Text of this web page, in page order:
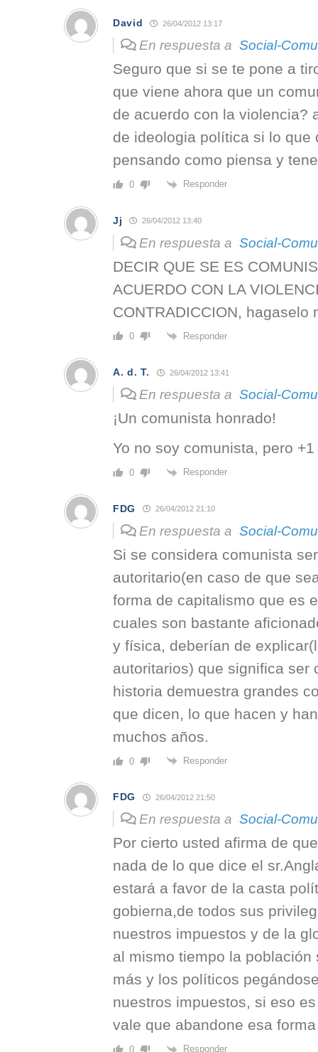
David 26/04/2012 13:17
En respuesta a Social-
Seguro que si se te pone a
que viene ahora que un
de acuerdo con la violencia?
de ideologia política si lo que
pensando como piensa y
0 Responder
Jj 26/04/2012 13:40
En respuesta a Social-
DECIR QUE SE ES
ACUERDO CON LA
CONTRADICCION, hagaselo
0 Responder
A. d. T. 26/04/2012 13:41
En respuesta a Social-
¡Un comunista honrado!
Yo no soy comunista, pero
0 Responder
FDG 26/04/2012 21:10
En respuesta a Social-
Si se considera comunista
autoritario(en caso de que
forma de capitalismo que es
cuales son bastante
y física, deberían de
autoritarios) que significa ser
historia demuestra grandes
que dicen, lo que hacen y
muchos años.
0 Responder
FDG 26/04/2012 21:50
En respuesta a Social-
Por cierto usted afirma de
nada de lo que dice el
estará a favor de la casta
gobierna,de todos sus
nuestros impuestos y de la
al mismo tiempo la
más y los políticos
nuestros impuestos, si eso
vale que abandone esa
0 Responder